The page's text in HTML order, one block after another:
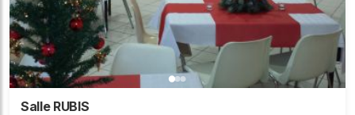
Salle RUBIS